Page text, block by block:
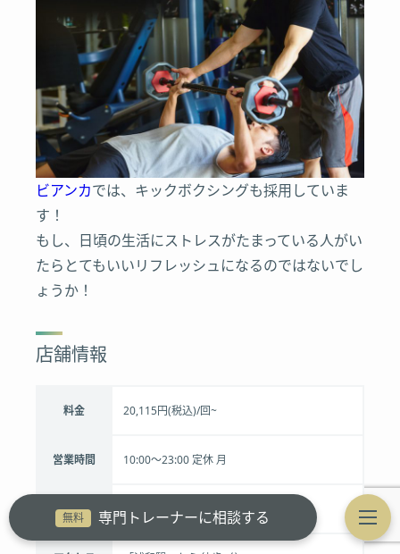
無料 専門トレーナーに相談する
ビアンカでは、キックボクシングも採用していま
す！
もし、日頃の生活にストレスがたまっている人がい
たらとてもいいリフレッシュになるのではないでし
ょうか！
店舗情報
料金 20,115円(税込)/回~
営業時間 10:00～23:00 定休 月
休日 10:00～23:00